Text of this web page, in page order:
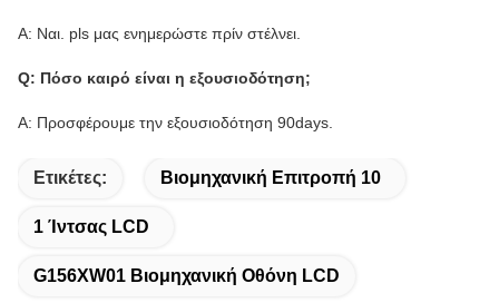
Α: Ναι. pls μας ενημερώστε πρίν στέλνει.
Q: Πόσο καιρό είναι η εξουσιοδότηση;
Α: Προσφέρουμε την εξουσιοδότηση 90days.
Ετικέτες: Βιομηχανική Επιτροπή 10
1 Ίντσας LCD
G156XW01 Βιομηχανική Οθόνη LCD